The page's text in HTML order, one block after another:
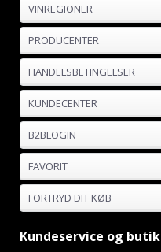
VINREGIONER
PRODUCENTER
HANDELSBETINGELSER
KUNDECENTER
B2BLOGIN
FAVORIT
FORTRYD DIT KØB
Kundeservice og butik